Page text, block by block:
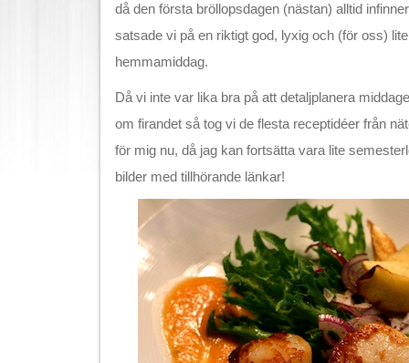
då den första bröllopsdagen (nästan) alltid
satsade vi på en riktigt god, lyxig och (för oss)
hemmamiddag.
Då vi inte var lika bra på att detaljplanera
om firandet så tog vi de flesta receptidéer från
för mig nu, då jag kan fortsätta vara lite
bilder med tillhörande länkar!